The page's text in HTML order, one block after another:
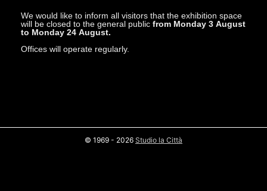
We would like to inform all visitors that the exhibition space
will be closed to the general public from Monday 3 August
to Monday 24 August.
Offices will operate regularly.
© 1969 - 2026 Studio la Città